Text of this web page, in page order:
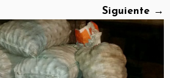
Siguiente →